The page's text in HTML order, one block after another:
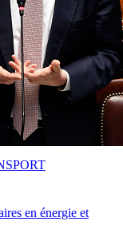
en énergie et